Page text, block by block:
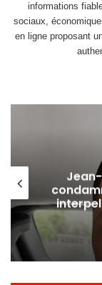
informations
sociaux,
en ligne proposant
Jean-